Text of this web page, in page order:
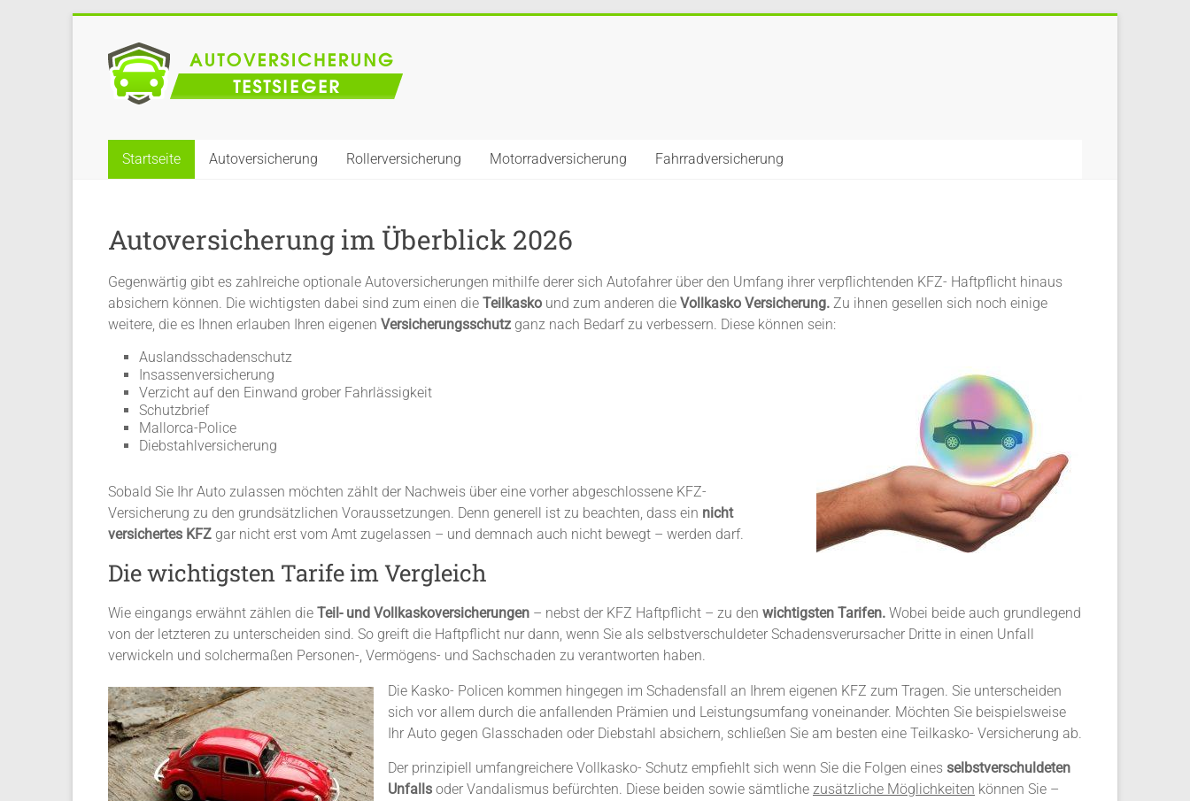
springenAutoversicherung
im
Vergleich
Startseite Autoversicherung Rollerversicherung Motorradversicherung Fahrradversicherung
Autoversicherung im Überblick 2026
Gegenwärtig gibt es zahlreiche optionale Autoversicherungen mithilfe derer sich Autofahrer über den Umfang ihrer verpflichtenden KFZ- Haftpflicht hinaus
absichern können. Die wichtigsten dabei sind zum einen die Teilkasko und zum anderen die Vollkasko Versicherung. Zu ihnen gesellen sich noch einige
weitere, die es Ihnen erlauben Ihren eigenen Versicherungsschutz ganz nach Bedarf zu verbessern. Diese können sein:
Auslandsschadenschutz
Insassenversicherung
Verzicht auf den Einwand grober Fahrlässigkeit
Schutzbrief
Mallorca-Police
Diebstahlversicherung
Sobald Sie Ihr Auto zulassen möchten zählt der Nachweis über eine vorher abgeschlossene KFZ-
Versicherung zu den grundsätzlichen Voraussetzungen. Denn generell ist zu beachten, dass ein nicht
versichertes KFZ gar nicht erst vom Amt zugelassen – und demnach auch nicht bewegt – werden darf.
Die wichtigsten Tarife im Vergleich
Wie eingangs erwähnt zählen die Teil- und Vollkaskoversicherungen – nebst der KFZ Haftpflicht – zu den wichtigsten Tarifen. Wobei beide auch grundlegend
von der letzteren zu unterscheiden sind. So greift die Haftpflicht nur dann, wenn Sie als selbstverschuldeter Schadensverursacher Dritte in einen Unfall
verwickeln und solchermaßen Personen-, Vermögens- und Sachschaden zu verantworten haben.
Die Kasko- Policen kommen hingegen im Schadensfall an Ihrem eigenen KFZ zum Tragen. Sie unterscheiden
sich vor allem durch die anfallenden Prämien und Leistungsumfang voneinander. Möchten Sie beispielsweise
Ihr Auto gegen Glasschaden oder Diebstahl absichern, schließen Sie am besten eine Teilkasko- Versicherung ab.
Der prinzipiell umfangreichere Vollkasko- Schutz empfiehlt sich wenn Sie die Folgen eines selbstverschuldeten
Unfalls oder Vandalismus befürchten. Diese beiden sowie sämtliche zusätzliche Möglichkeiten können Sie –